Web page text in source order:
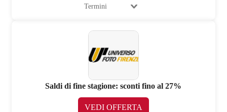
Termini
Saldi di fine stagione: sconti fino al 27%
VEDI OFFERTA